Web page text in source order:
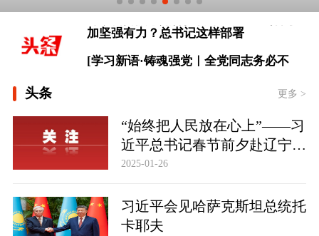
加坚强有力？总书记这样部署
[学习新语·铸魂强党｜全党同志务必不
忘初心、牢记使命]
时政新闻眼丨如何把百年大党建设得更
加坚强有力？总书记这样部署
头条 更多 >
“始终把人民放在心上”——习
近平总书记春节前夕赴辽宁看
望慰问基层干部群众纪实
2025-01-26
习近平会见哈萨克斯坦总统托
卡耶夫